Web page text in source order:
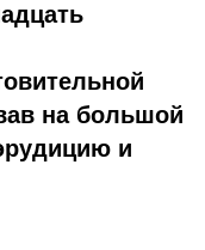
на большой
и